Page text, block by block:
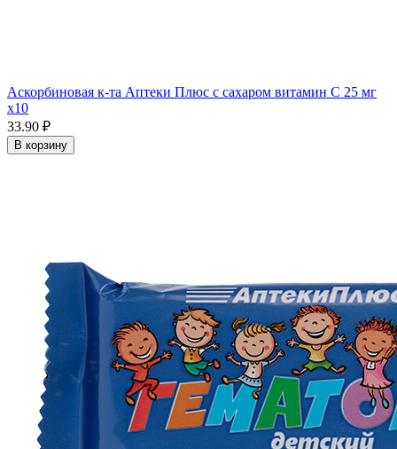
Аскорбиновая к-та Аптеки Плюс с сахаром витамин С 25 мг
x10
33.90 ₽
В корзину